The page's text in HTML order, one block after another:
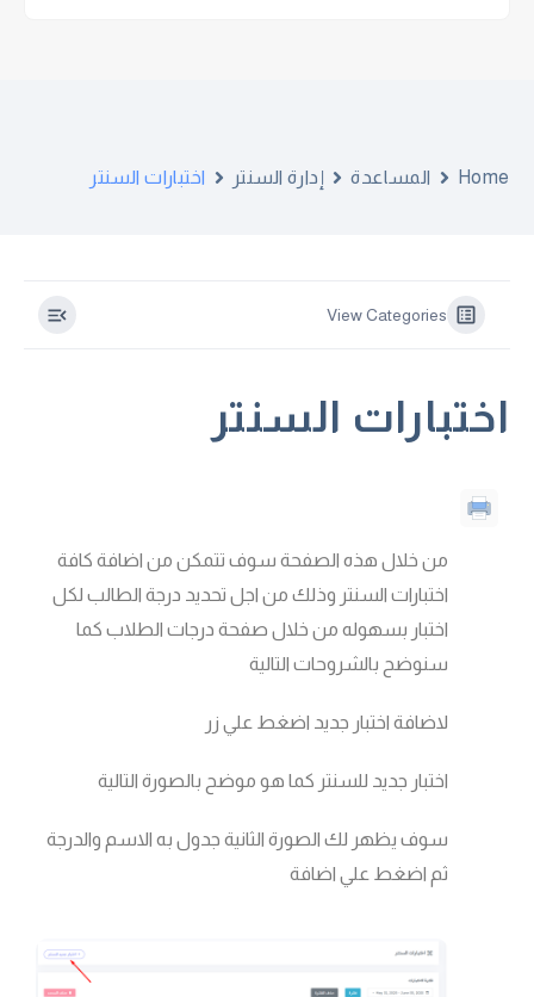
Home المساعدة إدارة السنتر اختبارات السنتر
View Categories
اختبارات السنتر
من خلال هذه الصفحة سوف تتمكن من اضافة كافة
اختبارات السنتر وذلك من اجل تحديد درجة الطالب لكل
اختبار بسهوله من خلال صفحة درجات الطلاب كما
سنوضح بالشروحات التالية
لاضافة اختبار جديد اضغط علي زر
اختبار جديد للسنتر كما هو موضح بالصورة التالية
سوف يظهر لك الصورة الثانية جدول به الاسم والدرجة
ثم اضغط علي اضافة